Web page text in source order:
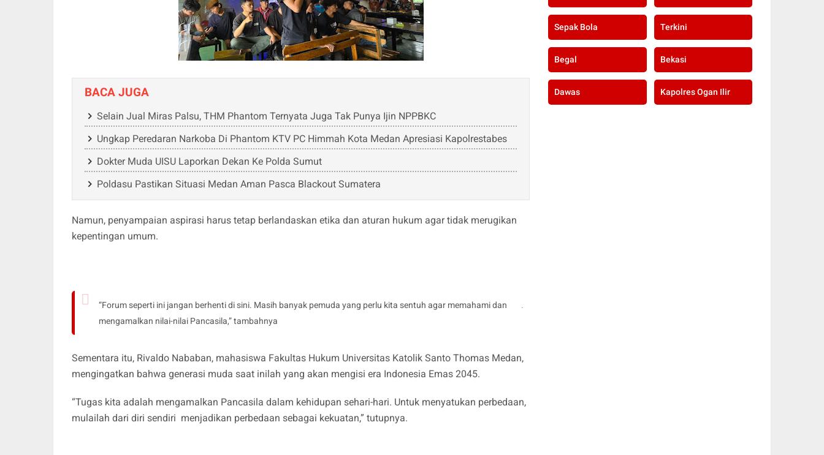
BACA JUGA
Selain Jual Miras Palsu, THM Phantom Ternyata Juga Tak Punya Ijin NPPBKC
Ungkap Peredaran Narkoba Di Phantom KTV PC Himmah Kota Medan Apresiasi Kapolrestabes
Dokter Muda UISU Laporkan Dekan Ke Polda Sumut
Poldasu Pastikan Situasi Medan Aman Pasca Blackout Sumatera
Namun, penyampaian aspirasi harus tetap berlandaskan etika dan aturan hukum agar tidak merugikan
kepentingan umum.
“Forum seperti ini jangan berhenti di sini. Masih banyak pemuda yang perlu kita sentuh agar memahami dan
mengamalkan nilai-nilai Pancasila,” tambahnya
.
Sementara itu, Rivaldo Nababan, mahasiswa Fakultas Hukum Universitas Katolik Santo Thomas Medan,
mengingatkan bahwa generasi muda saat inilah yang akan mengisi era Indonesia Emas 2045.
“Tugas kita adalah mengamalkan Pancasila dalam kehidupan sehari-hari. Untuk menyatukan perbedaan,
mulailah dari diri sendiri menjadikan perbedaan sebagai kekuatan,” tutupnya.
Sepak Bola Terkini
Begal Bekasi
Dawas Kapolres Ogan Ilir